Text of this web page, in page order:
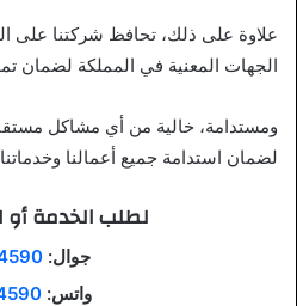
علاوة على ذلك، تحافظ شركتنا على
الجهات المعنية في المملكة لضمان
ومستدامة، خالية من أي مشاكل
لضمان استدامة جميع أعمالنا
لطلب الخدمة أو
جوال:
واتس: